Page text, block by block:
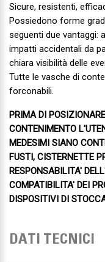
Sicure, resistenti,
Possiedono forme
seguenti due vantaggi:
impatti accidentali da
chiara visibilità delle
Tutte le vasche di
forconabili.
PRIMA DI
CONTENIMENTO
MEDESIMI SIANO
FUSTI, CISTERNETTE
RESPONSABILITA'
COMPATIBILITA' DEI
DISPOSITIVI DI
DATI TECNICI